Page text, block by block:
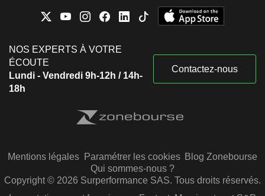
NOS EXPERTS À VOTRE
ÉCOUTE
Lundi - Vendredi 9h-12h / 14h-
18h
Contactez-nous
Mentions légales Paramétrer les cookies Blog Zonebourse
Qui sommes-nous ?
Copyright © 2026 Surperformance SAS. Tous droits réservés.